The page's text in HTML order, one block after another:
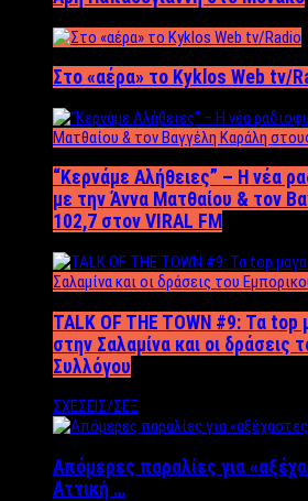
Στο «αέρα» το Kyklos Web tv/
“Kερνάμε Αλήθειες” – Η νέα
με την Άννα Ματθαίου & τον
102,7 στον VIRAL FM
TALK OF THE TOWN #9: Τα top
στην Σαλαμίνα και οι δράσεις
Συλλόγου
ΣΧΕΣΕΙΣ/ΣΕΞ
Απόμερες παραλίες για
Αττική …